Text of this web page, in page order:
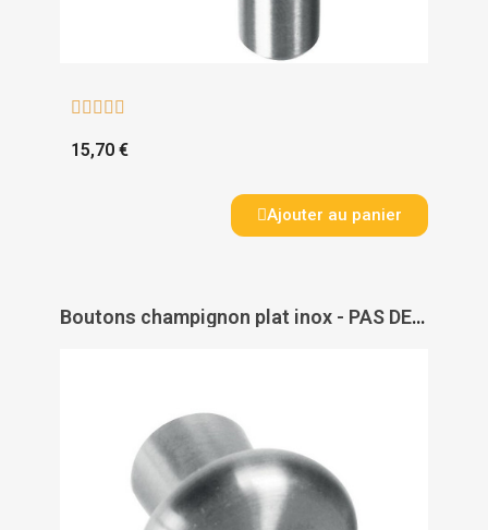
    
15,70 €
Ajouter au panier
Boutons champignon plat inox - PAS DE MARQUE